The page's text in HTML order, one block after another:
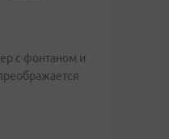
с фонтаном и